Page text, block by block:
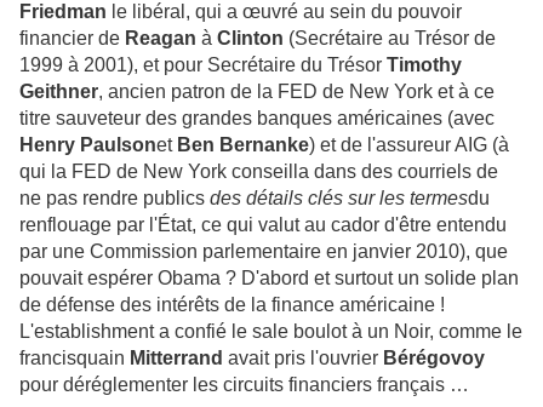
Friedman le libéral, qui a œuvré au sein du pouvoir
financier de Reagan à Clinton (Secrétaire au Trésor de
1999 à 2001), et pour Secrétaire du Trésor Timothy
Geithner, ancien patron de la FED de New York et à ce
titre sauveteur des grandes banques américaines (avec
Henry Paulsonet Ben Bernanke) et de l'assureur AIG (à
qui la FED de New York conseilla dans des courriels de
ne pas rendre publics des détails clés sur les termesdu
renflouage par l'État, ce qui valut au cador d'être entendu
par une Commission parlementaire en janvier 2010), que
pouvait espérer Obama ? D'abord et surtout un solide plan
de défense des intérêts de la finance américaine !
L'establishment a confié le sale boulot à un Noir, comme le
francisquain Mitterrand avait pris l'ouvrier Bérégovoy
pour déréglementer les circuits financiers français …